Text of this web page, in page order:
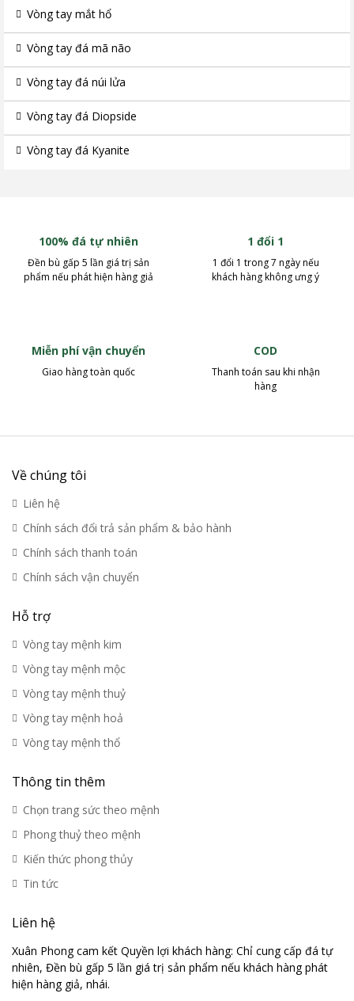
Vòng tay mắt hổ
Vòng tay đá mã não
Vòng tay đá núi lửa
Vòng tay đá Diopside
Vòng tay đá Kyanite
100% đá tự nhiên
Đền bù gấp 5 lần giá trị sản
phẩm nếu phát hiện hàng giả
1 đổi 1
1 đổi 1 trong 7 ngày nếu
khách hàng không ưng ý
Miễn phí vận chuyển
Giao hàng toàn quốc
COD
Thanh toán sau khi nhận
hàng
Về chúng tôi
Liên hệ
Chính sách đổi trả sản phẩm & bảo hành
Chính sách thanh toán
Chính sách vận chuyển
Hỗ trợ
Vòng tay mệnh kim
Vòng tay mệnh mộc
Vòng tay mệnh thuỷ
Vòng tay mệnh hoả
Vòng tay mệnh thổ
Thông tin thêm
Chọn trang sức theo mệnh
Phong thuỷ theo mệnh
Kiến thức phong thủy
Tin tức
Liên hệ
Xuân Phong cam kết Quyền lợi khách hàng: Chỉ cung cấp đá tự
nhiên, Đền bù gấp 5 lần giá trị sản phẩm nếu khách hàng phát
hiện hàng giả, nhái.